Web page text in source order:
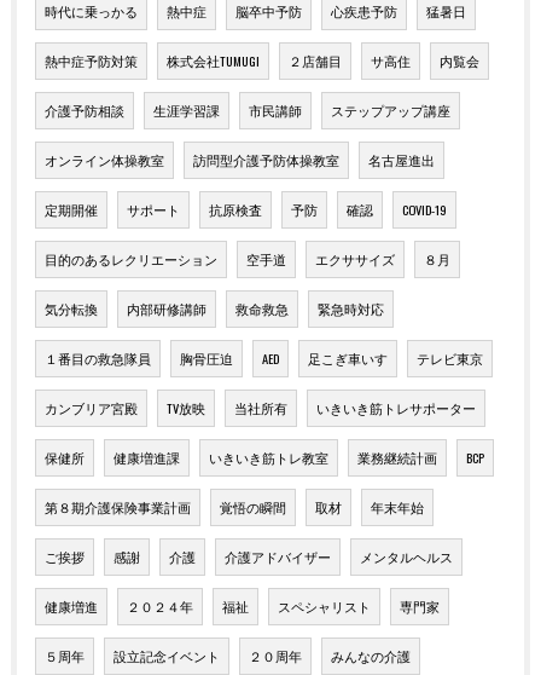
時代に乗っかる 熱中症 脳卒中予防 心疾患予防 猛暑日
熱中症予防対策 株式会社TUMUGI ２店舗目 サ高住 内覧会
介護予防相談 生涯学習課 市民講師 ステップアップ講座
オンライン体操教室 訪問型介護予防体操教室 名古屋進出
定期開催 サポート 抗原検査 予防 確認 COVID-19
目的のあるレクリエーション 空手道 エクササイズ ８月
気分転換 内部研修講師 救命救急 緊急時対応
１番目の救急隊員 胸骨圧迫 AED 足こぎ車いす テレビ東京
カンブリア宮殿 TV放映 当社所有 いきいき筋トレサポーター
保健所 健康増進課 いきいき筋トレ教室 業務継続計画 BCP
第８期介護保険事業計画 覚悟の瞬間 取材 年末年始
ご挨拶 感謝 介護 介護アドバイザー メンタルヘルス
健康増進 ２０２４年 福祉 スペシャリスト 専門家
５周年 設立記念イベント ２０周年 みんなの介護